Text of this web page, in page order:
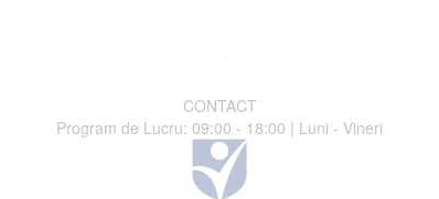
CONTACT
Program de Lucru: 09:00 - 18:00 | Luni - Vineri